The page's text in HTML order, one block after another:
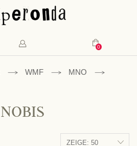
Mein
WMF
MNO
NOBIS